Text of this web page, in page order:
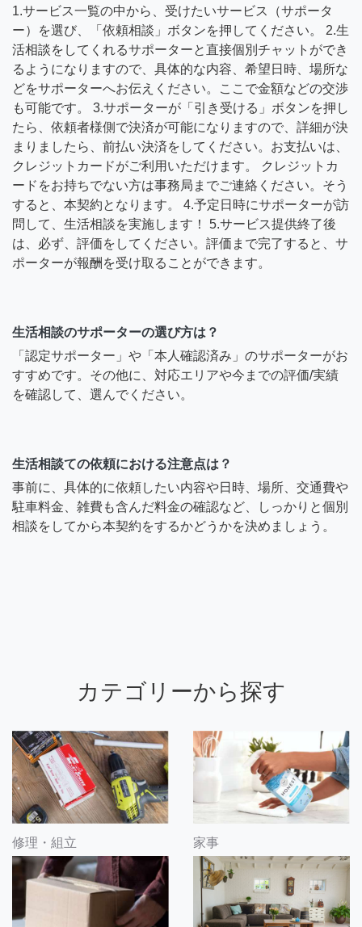
1.サービス一覧の中から、受けたいサービス（サポータ
ー）を選び、「依頼相談」ボタンを押してください。 2.生
活相談をしてくれるサポーターと直接個別チャットができ
るようになりますので、具体的な内容、希望日時、場所な
どをサポーターへお伝えください。ここで金額などの交渉
も可能です。 3.サポーターが「引き受ける」ボタンを押し
たら、依頼者様側で決済が可能になりますので、詳細が決
まりましたら、前払い決済をしてください。お支払いは、
クレジットカードがご利用いただけます。 クレジットカ
ードをお持ちでない方は事務局までご連絡ください。そう
すると、本契約となります。 4.予定日時にサポーターが訪
問して、生活相談を実施します！ 5.サービス提供終了後
は、必ず、評価をしてください。評価まで完了すると、サ
ポーターが報酬を受け取ることができます。
生活相談のサポーターの選び方は？
「認定サポーター」や「本人確認済み」のサポーターがお
すすめです。その他に、対応エリアや今までの評価/実績
を確認して、選んでください。
生活相談ての依頼における注意点は？
事前に、具体的に依頼したい内容や日時、場所、交通費や
駐車料金、雑費も含んだ料金の確認など、しっかりと個別
相談をしてから本契約をするかどうかを決めましょう。
カテゴリーから探す
修理・組立 家事